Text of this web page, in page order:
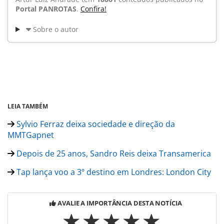
Portal PANROTAS. Confira!
Sobre o autor
LEIA TAMBÉM
Sylvio Ferraz deixa sociedade e direção da
MMTGapnet
Depois de 25 anos, Sandro Reis deixa Transamerica
Tap lança voo a 3º destino em Londres: London City
AVALIE A IMPORTÂNCIA DESTA NOTÍCIA